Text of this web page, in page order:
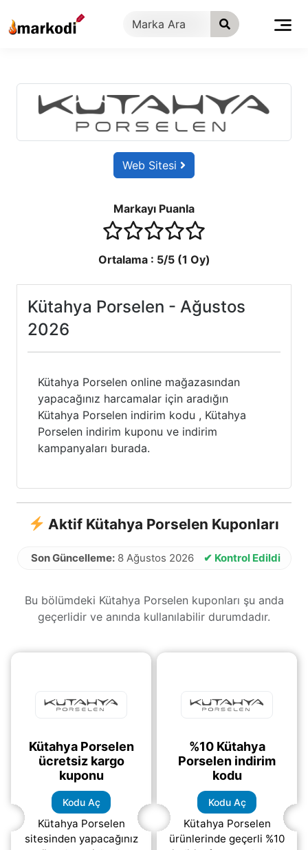
geç
Web Sitesi
Markayı Puanla
4 stars
3 stars
2 stars
1 stars
Ortalama : 5/5 (1 Oy)
Kütahya Porselen - Ağustos
2026
Kütahya Porselen online mağazasından
yapacağınız harcamalar için aradığın
Kütahya Porselen indirim kodu , Kütahya
Porselen indirim kuponu ve indirim
kampanyaları burada.
Aktif Kütahya Porselen Kuponları
Son Güncelleme:8 Ağustos 2026 ✔ Kontrol Edildi
Bu bölümdeki Kütahya Porselen kuponları şu anda
geçerlidir ve anında kullanılabilir durumdadır.
Kütahya Porselen
ücretsiz kargo
kuponu
Kodu Aç
Kütahya Porselen
sitesinden yapacağınız
%10 Kütahya
Porselen indirim
kodu
Kodu Aç
Kütahya Porselen
ürünlerinde geçerli %10